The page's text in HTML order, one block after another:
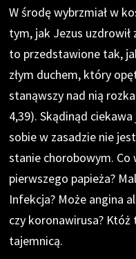
W środę wybrzmiał w
tym, jak Jezus
to przedstawione tak,
złym duchem, który
stanąwszy nad nią
4,39). Skądinąd
sobie w zasadzie nie
stanie chorobowym. Co
pierwszego papieża?
Infekcja? Może angina
czy koronawirusa?
tajemnicą.